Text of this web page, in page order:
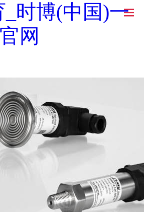
_时博(中国)一
网